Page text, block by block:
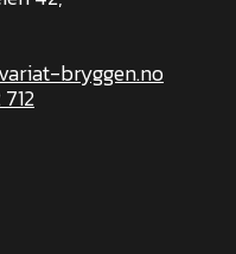
bryggen.no